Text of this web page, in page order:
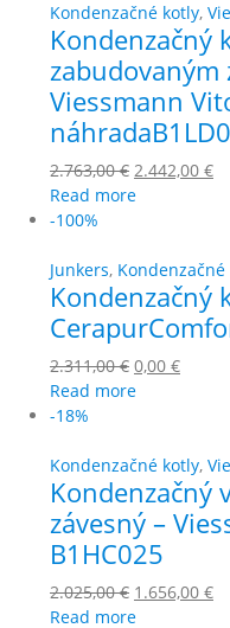
Kondenzačné kotly,
Kondenzačný
zabudovaným
Viessmann
2.763,00€ 2.442,00 €
Read more
-100%
Junkers,
Kondenzačný
2.311,00€ 0,00 €
Read more
-18%
Kondenzačné kotly,
Kondenzačný
závesný –
B1HC025
2.025,00€ 1.656,00 €
Read more